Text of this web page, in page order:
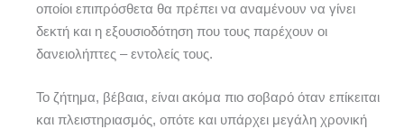
οποίοι επιπρόσθετα θα πρέπει να αναμένουν να γίνει
δεκτή και η εξουσιοδότηση που τους παρέχουν οι
δανειολήπτες – εντολείς τους.
Το ζήτημα, βέβαια, είναι ακόμα πιο σοβαρό όταν επίκειται
και πλειστηριασμός, οπότε και υπάρχει μεγάλη χρονική